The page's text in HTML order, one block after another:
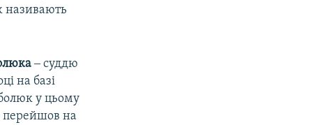
називають
‒ суддю
на базі
у цьому
перейшов на